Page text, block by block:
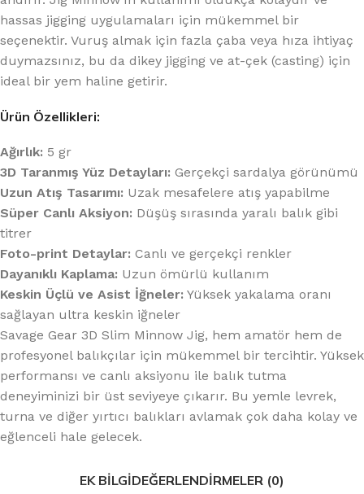
hassas jigging uygulamaları için mükemmel bir
seçenektir. Vuruş almak için fazla çaba veya hıza ihtiyaç
duymazsınız, bu da dikey jigging ve at-çek (casting) için
ideal bir yem haline getirir.
Ürün Özellikleri:
Ağırlık: 5 gr
3D Taranmış Yüz Detayları: Gerçekçi sardalya görünümü
Uzun Atış Tasarımı: Uzak mesafelere atış yapabilme
Süper Canlı Aksiyon: Düşüş sırasında yaralı balık gibi
titrer
Foto-print Detaylar: Canlı ve gerçekçi renkler
Dayanıklı Kaplama: Uzun ömürlü kullanım
Keskin Üçlü ve Asist İğneler: Yüksek yakalama oranı
sağlayan ultra keskin iğneler
Savage Gear 3D Slim Minnow Jig, hem amatör hem de
profesyonel balıkçılar için mükemmel bir tercihtir. Yüksek
performansı ve canlı aksiyonu ile balık tutma
deneyiminizi bir üst seviyeye çıkarır. Bu yemle levrek,
turna ve diğer yırtıcı balıkları avlamak çok daha kolay ve
eğlenceli hale gelecek.
EK BILGIDEĞERLENDIRMELER (0)